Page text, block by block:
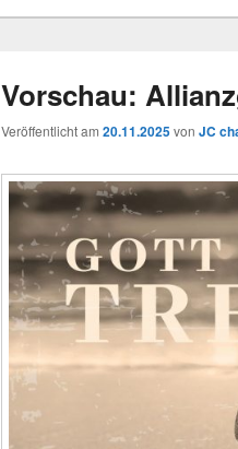
Vorschau:
Veröffentlicht am 20.11.2025von JC